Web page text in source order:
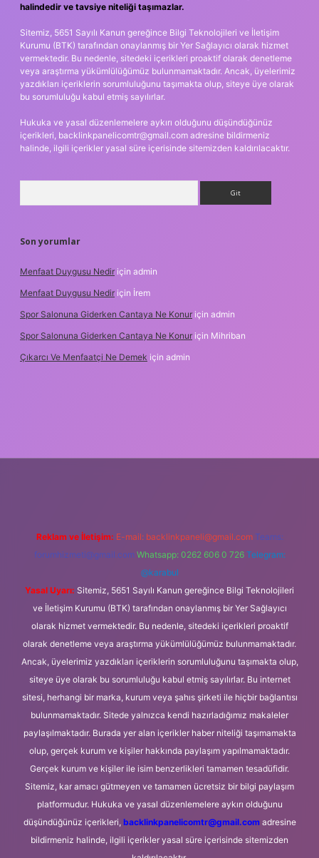
halindedir ve tavsiye niteliği taşımazlar.
Sitemiz, 5651 Sayılı Kanun gereğince Bilgi Teknolojileri ve İletişim
Kurumu (BTK) tarafından onaylanmış bir Yer Sağlayıcı olarak hizmet
vermektedir. Bu nedenle, sitedeki içerikleri proaktif olarak denetleme
veya araştırma yükümlülüğümüz bulunmamaktadır. Ancak, üyelerimiz
yazdıkları içeriklerin sorumluluğunu taşımakta olup, siteye üye olarak
bu sorumluluğu kabul etmiş sayılırlar.
Hukuka ve yasal düzenlemelere aykırı olduğunu düşündüğünüz
içerikleri, backlinkpanelicomtr@gmail.com adresine bildirmeniz
halinde, ilgili içerikler yasal süre içerisinde sitemizden kaldırılacaktır.
Son yorumlar
Menfaat Duygusu Nedir için admin
Menfaat Duygusu Nedir için İrem
Spor Salonuna Giderken Cantaya Ne Konur için admin
Spor Salonuna Giderken Cantaya Ne Konur için Mihriban
Çıkarcı Ve Menfaatçi Ne Demek için admin
Reklam ve İletişim: E-mail: backlinkpaneli@gmail.com Teams:
forumhizmeti@gmail.com Whatsapp: 0262 606 0 726 Telegram:
@karabul
Yasal Uyarı: Sitemiz, 5651 Sayılı Kanun gereğince Bilgi Teknolojileri
ve İletişim Kurumu (BTK) tarafından onaylanmış bir Yer Sağlayıcı
olarak hizmet vermektedir. Bu nedenle, sitedeki içerikleri proaktif
olarak denetleme veya araştırma yükümlülüğümüz bulunmamaktadır.
Ancak, üyelerimiz yazdıkları içeriklerin sorumluluğunu taşımakta olup,
siteye üye olarak bu sorumluluğu kabul etmiş sayılırlar. Bu internet
sitesi, herhangi bir marka, kurum veya şahıs şirketi ile hiçbir bağlantısı
bulunmamaktadır. Sitede yalnızca kendi hazırladığımız makaleler
paylaşılmaktadır. Burada yer alan içerikler haber niteliği taşımamakta
olup, gerçek kurum ve kişiler hakkında paylaşım yapılmamaktadır.
Gerçek kurum ve kişiler ile isim benzerlikleri tamamen tesadüfidir.
Sitemiz, kar amacı gütmeyen ve tamamen ücretsiz bir bilgi paylaşım
platformudur. Hukuka ve yasal düzenlemelere aykırı olduğunu
düşündüğünüz içerikleri, backlinkpanelicomtr@gmail.comadresine
bildirmeniz halinde, ilgili içerikler yasal süre içerisinde sitemizden